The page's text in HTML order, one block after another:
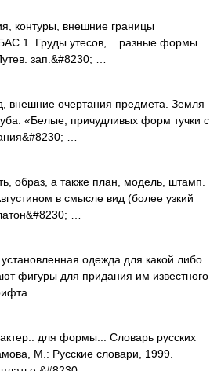
контуры, внешние границы
1. Груды утесов, .. разные формы
зап.&#8230; …
очертания предмета. Земля
«Белые, причудливых форм тучки с
…
образ, а также план, модель, штамп.
в смысле вид (более узкий
…
одежда для какой либо
фигуры для придания им известного
…
для формы... Словарь русских
М.: Русские словари, 1999.